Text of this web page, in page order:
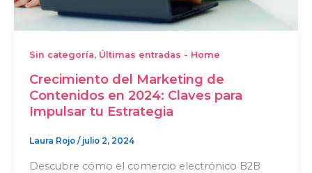
Sin categoría, Últimas entradas - Home
Crecimiento del Marketing de
Contenidos en 2024: Claves para
Impulsar tu Estrategia
Laura Rojo / julio 2, 2024
Descubre cómo el comercio electrónico B2B